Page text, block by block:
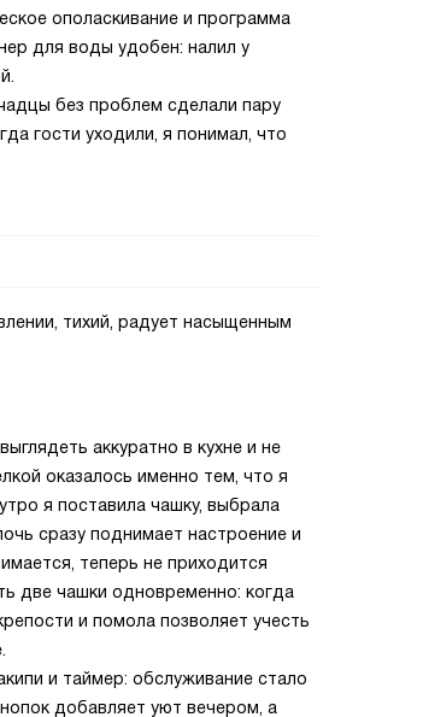
ополаскивание и программа
для воды удобен: налил у
без проблем сделали пару
гости уходили, я понимал, что
тихий, радует насыщенным
аккуратно в кухне и не
оказалось именно тем, что я
я поставила чашку, выбрала
сразу поднимает настроение и
теперь не приходится
две чашки одновременно: когда
и помола позволяет учесть
и таймер: обслуживание стало
добавляет уют вечером, а